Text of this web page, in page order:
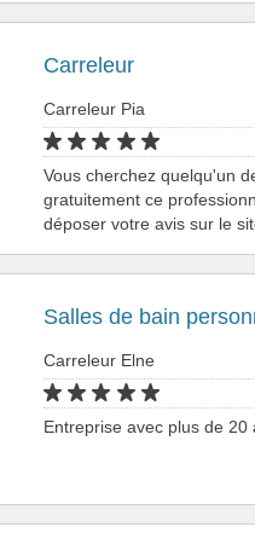
Carreleur
Carreleur Pia
Vous cherchez quelqu'un
gratuitement ce
déposer votre avis sur le
Salles de bain
Carreleur Elne
Entreprise avec plus de